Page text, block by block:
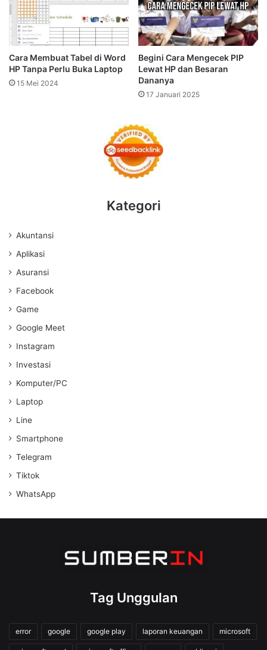
Cara Membuat Tabel di Word
HP Tanpa Perlu Buka Laptop
15 Mei 2024
Begini Cara Mengecek PIP
Lewat HP dan Besaran
Dananya
17 Januari 2025
Kategori
Akuntansi
Aplikasi
Asuransi
Facebook
Game
Google Meet
Instagram
Investasi
Komputer/PC
Laptop
Line
Smartphone
Telegram
Tiktok
WhatsApp
Tag Unggulan
error google google play laporan keuangan microsoft